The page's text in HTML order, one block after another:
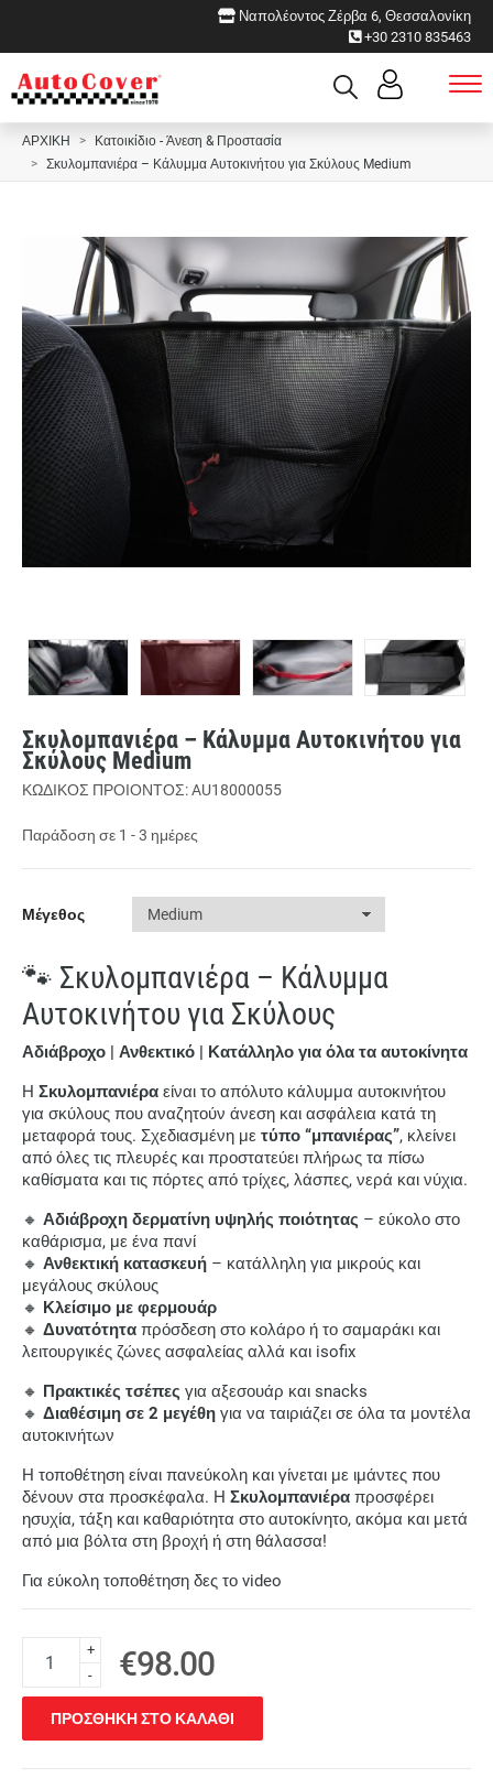
Ναπολέοντος Ζέρβα 6, Θεσσαλονίκη
+30 2310 835463
ΑΡΧΙΚΗ
Κατοικίδιο - Άνεση & Προστασία
Σκυλομπανιέρα – Κάλυμμα Αυτοκινήτου για Σκύλους Medium
Σκυλομπανιέρα – Κάλυμμα Αυτοκινήτου για
Σκύλους Medium
ΚΩΔΙΚΟΣ ΠΡΟΙΟΝΤΟΣ: AU18000055
Παράδοση σε 1 - 3 ημέρες
Μέγεθος
🐾 Σκυλομπανιέρα – Κάλυμμα
Αυτοκινήτου για Σκύλους
Αδιάβροχο | Ανθεκτικό | Κατάλληλο για όλα τα αυτοκίνητα
Η Σκυλομπανιέρα είναι το απόλυτο κάλυμμα αυτοκινήτου
για σκύλους που αναζητούν άνεση και ασφάλεια κατά τη
μεταφορά τους. Σχεδιασμένη με τύπο “μπανιέρας”, κλείνει
από όλες τις πλευρές και προστατεύει πλήρως τα πίσω
καθίσματα και τις πόρτες από τρίχες, λάσπες, νερά και νύχια.
🔸 Αδιάβροχη δερματίνη υψηλής ποιότητας – εύκολο στο
καθάρισμα, με ένα πανί
🔸 Ανθεκτική κατασκευή – κατάλληλη για μικρούς και
μεγάλους σκύλους
🔸 Κλείσιμο με φερμουάρ
🔸 Δυνατότητα πρόσδεση στο κολάρο ή το σαμαράκι και
λειτουργικές ζώνες ασφαλείας αλλά και isofix
🔸 Πρακτικές τσέπες για αξεσουάρ και snacks
🔸 Διαθέσιμη σε 2 μεγέθη για να ταιριάζει σε όλα τα μοντέλα
αυτοκινήτων
Η τοποθέτηση είναι πανεύκολη και γίνεται με ιμάντες που
δένουν στα προσκέφαλα. Η Σκυλομπανιέρα προσφέρει
ησυχία, τάξη και καθαριότητα στο αυτοκίνητο, ακόμα και μετά
από μια βόλτα στη βροχή ή στη θάλασσα!
Για εύκολη τοποθέτηση δες το video
+
-
€98.00
ΠΡΟΣΘΗΚΗ ΣΤΟ ΚΑΛΑΘΙ